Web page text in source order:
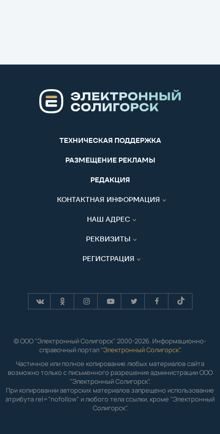
ТЕХНИЧЕСКАЯ ПОДДЕРЖКА
РАЗМЕЩЕНИЕ РЕКЛАМЫ
РЕДАКЦИЯ
КОНТАКТНАЯ ИНФОРМАЦИЯ
НАШ АДРЕС
РЕКВИЗИТЫ
РЕГИСТРАЦИЯ
© ООО "Электронный Солигорск" 2000-2026. Информационно-
справочный портал "Электронный Солигорск".
Частичное или полное копирование любых материалов сайта
возможно только с письменного разрешения администрации ООО
"Электронный Солигорск".
При копировании авторских материалов запрещено использование
атрибута rel="nofollow" и любого тела ссылки, кроме "Электронный
Солигорск".